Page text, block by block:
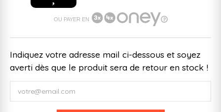
OU PAYER EN
Indiquez votre adresse mail ci-dessous et soyez
averti dès que le produit sera de retour en stock !